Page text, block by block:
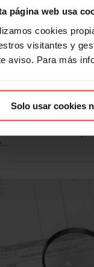
página web usa
cookies
visitantes y
aviso. Para más
Solo usar cookies
tras la
de contratación que
en contratos